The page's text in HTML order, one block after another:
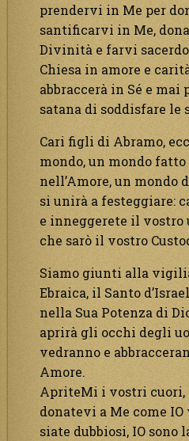
prendervi in Me per
santificarvi in Me,
Divinità e farvi
Chiesa in amore e
abbraccerà in Sé e mai
satana di soddisfare le
Cari figli di Abramo,
mondo, un mondo fatto
nell’Amore, un mondo
si unirà a festeggiare:
e inneggerete il vostro
che sarò il vostro
Siamo giunti alla
Ebraica, il Santo
nella Sua Potenza di
aprirà gli occhi degli
vedranno e
Amore.
ApriteMi i vostri cuori,
donatevi a Me come
siate dubbiosi, IO sono